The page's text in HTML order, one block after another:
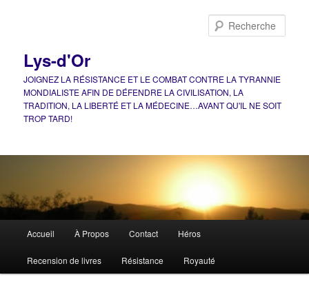
Lys-d'Or
JOIGNEZ LA RÉSISTANCE ET LE COMBAT CONTRE LA TYRANNIE
MONDIALISTE AFIN DE DÉFENDRE LA CIVILISATION, LA
TRADITION, LA LIBERTÉ ET LA MÉDECINE…AVANT QU'IL NE SOIT
TROP TARD!
principal
Accueil À Propos Contact Héros
Recension de livres Résistance Royauté